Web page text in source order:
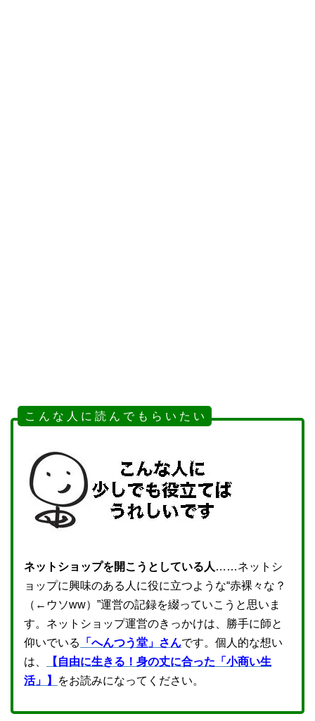
こ ん な 人 に 読 ん で も ら い た い
ネットショップを開こうとしている人 ……ネットシ
ョップに興味のある人に役に立つような“赤裸々な？
（←ウソww）”運営の記録を綴っていこうと思いま
す。ネットショップ運営のきっかけは、勝手に師と
仰いでいる
「へんつう堂」さんです。個人的な想い
は、
【自由に生きる！身の丈に合った「小商い生
活」】
をお読みになってください。